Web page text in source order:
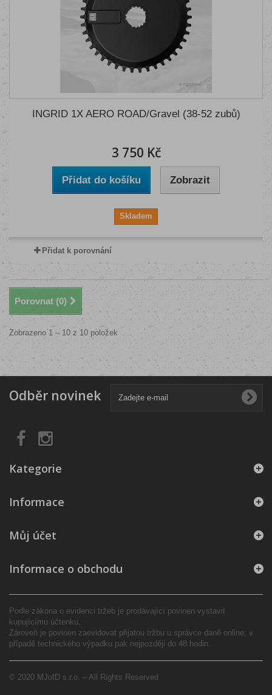
INGRID 1X AERO ROAD/Gravel (38-52 zubů)
3 750 Kč
Přidat do košíku Zobrazit
Skladem
Přidat k porovnání
Porovnat (0)
Zobrazeno 1 – 10 z 10 položek
Odběr novinek
Kategorie
Informace
Můj účet
Informace o obchodu
Podle zákona o evidenci tržeb je prodávající povinen vystavit
kupujícímu účtenku.
Zároveň je povinen zaevidovat přijatou tržbu u správce daně online; v
případě technického výpadku pak nejpozději do 48 hodin.
© 2020 MJofD s.r.o. – All Rights Reserved